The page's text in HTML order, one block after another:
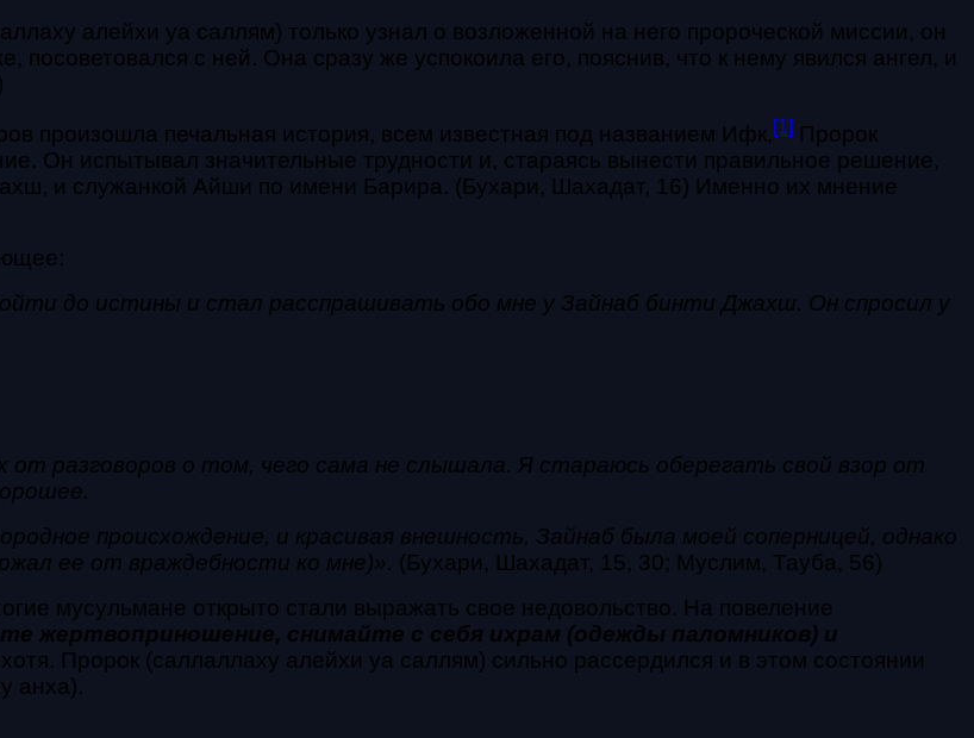
алейхи уа саллям) только узнал о возложенной на него пророческой миссии, он
с ней. Она сразу же успокоила его, пояснив, что к нему явился ангел, и
произошла печальная история, всем известная под названием Ифк, [1] Пророк
Он испытывал значительные трудности и, стараясь вынести правильное решение,
и служанкой Айши по имени Барира. (Бухари, Шахадат, 16) Именно их мнение
до истины и стал расспрашивать обо мне у Зайнаб бинти Джахш. Он спросил у
разговоров о том, чего сама не слышала. Я стараюсь оберегать свой взор от
происхождение, и красивая внешность, Зайнаб была моей соперницей, однако
ее от враждебности ко мне)». (Бухари, Шахадат, 15, 30; Муслим, Тауба, 56)
мусульмане открыто стали выражать свое недовольство. На повеление
жертвоприношение, снимайте с себя ихрам (одежды паломников) и
Пророк (саллаллаху алейхи уа саллям) сильно рассердился и в этом состоянии
анха).